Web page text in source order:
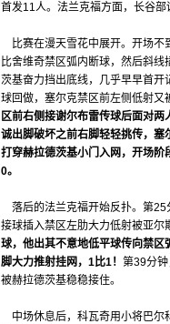
首发11人。法兰克福方面，长谷部
比赛在漫天雪花中展开。开场
比舍维奇禁区弧内断球，然后斜
茨基奋力挡出底线，几乎早早首
球回做，塞尔克禁区前左侧低射又
区前右侧接谢尔布雷传球后面对
诚出脚破坏之前右脚轻轻挑传，
打穿赫拉德茨基小门入网，开场
0。
落后的法兰克福开始反扑。第
接球插入禁区左肋大力低射被亚尔
球，他出其不意地低平球传向禁
脚大力推射挂网，1比1！ 第39分
被赫拉德茨基稳稳接住。
中场休息后，科瓦奇用小将巴